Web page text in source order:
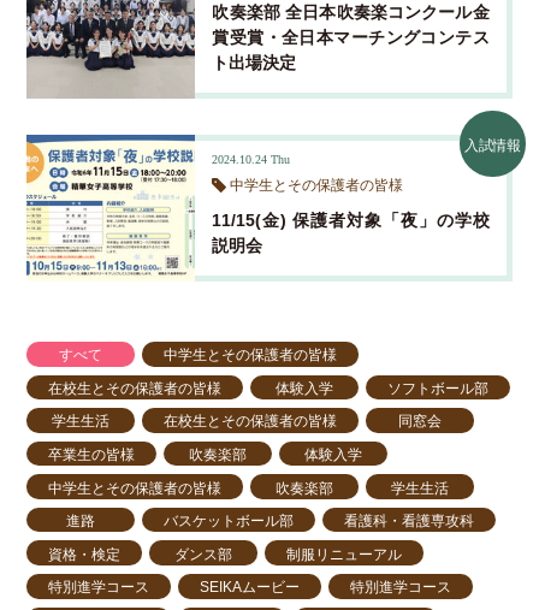
吹奏楽部 全日本吹奏楽コンクール金
賞受賞・全日本マーチングコンテス
ト出場決定
2024.10.24 Thu
中学生とその保護者の皆様
11/15(金) 保護者対象「夜」の学校
説明会
入試情報
すべて
中学生とその保護者の皆様
在校生とその保護者の皆様
体験入学
ソフトボール部
学生生活
在校生とその保護者の皆様
同窓会
卒業生の皆様
吹奏楽部
体験入学
中学生とその保護者の皆様
吹奏楽部
学生生活
進路
バスケットボール部
看護科・看護専攻科
資格・検定
ダンス部
制服リニューアル
特別進学コース
SEIKAムービー 特別進学コース